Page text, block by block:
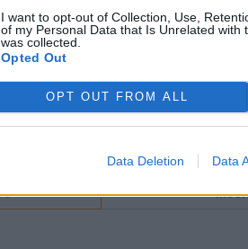
I want to opt-out of Collection, Use,
of my Personal Data that Is Unrelated with
was collected.
Opted Out
OPT OUT FROM ALL
Data Deletion Data